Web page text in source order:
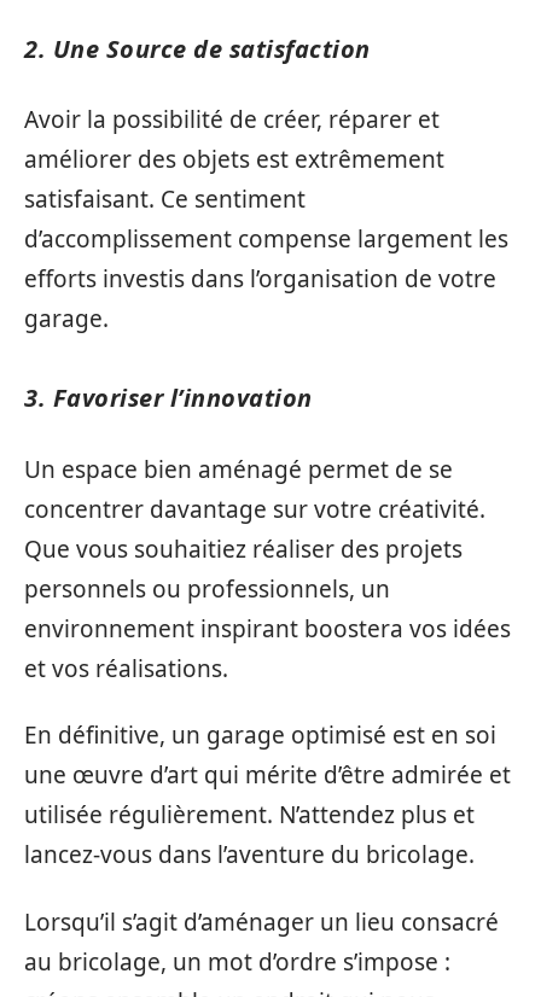
2. Une Source de satisfaction
Avoir la possibilité de créer, réparer et
améliorer des objets est extrêmement
satisfaisant. Ce sentiment
d’accomplissement compense largement les
efforts investis dans l’organisation de votre
garage.
3. Favoriser l’innovation
Un espace bien aménagé permet de se
concentrer davantage sur votre créativité.
Que vous souhaitiez réaliser des projets
personnels ou professionnels, un
environnement inspirant boostera vos idées
et vos réalisations.
En définitive, un garage optimisé est en soi
une œuvre d’art qui mérite d’être admirée et
utilisée régulièrement. N’attendez plus et
lancez-vous dans l’aventure du bricolage.
Lorsqu’il s’agit d’aménager un lieu consacré
au bricolage, un mot d’ordre s’impose :